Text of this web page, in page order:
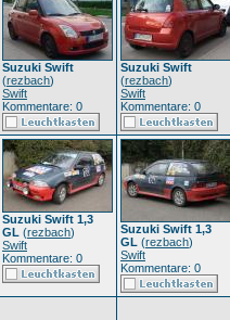
Suzuki Swift
(rezbach)
Swift
Kommentare: 0
Suzuki Swift
(rezbach)
Swift
Kommentare: 0
Suzuki Swift 1,3
GL (rezbach)
Swift
Kommentare: 0
Suzuki Swift 1,3
GL (rezbach)
Swift
Kommentare: 0